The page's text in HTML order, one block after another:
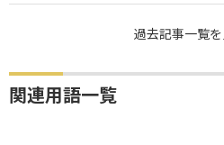
過去記事一覧を
関連用語一覧